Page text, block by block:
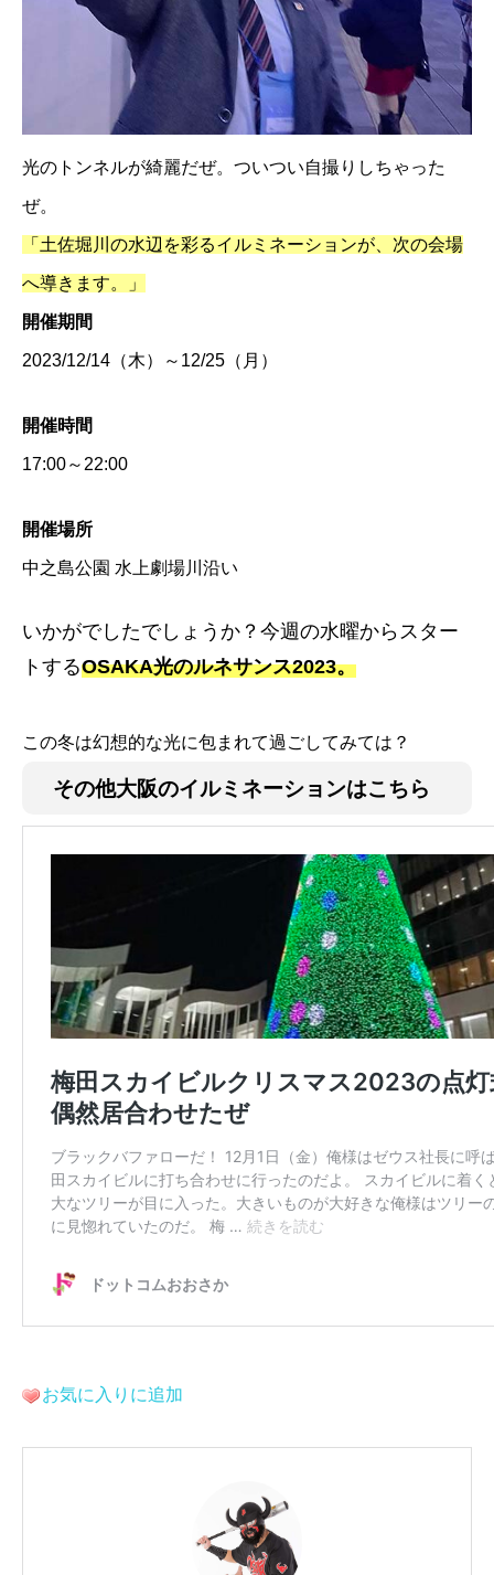
光のトンネルが綺麗だぜ。ついつい自撮りしちゃった
ぜ。
「土佐堀川の水辺を彩るイルミネーションが、次の会場
へ導きます。」
開催期間
2023/12/14（木）～12/25（月）
開催時間
17:00～22:00
開催場所
中之島公園 水上劇場川沿い
いかがでしたでしょうか？今週の水曜からスター
トするOSAKA光のルネサンス2023。
この冬は幻想的な光に包まれて過ごしてみては？
その他大阪のイルミネーションはこちら
お気に入りに追加